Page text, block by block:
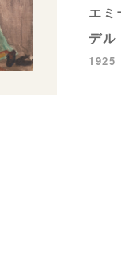
エミ
デル
1925